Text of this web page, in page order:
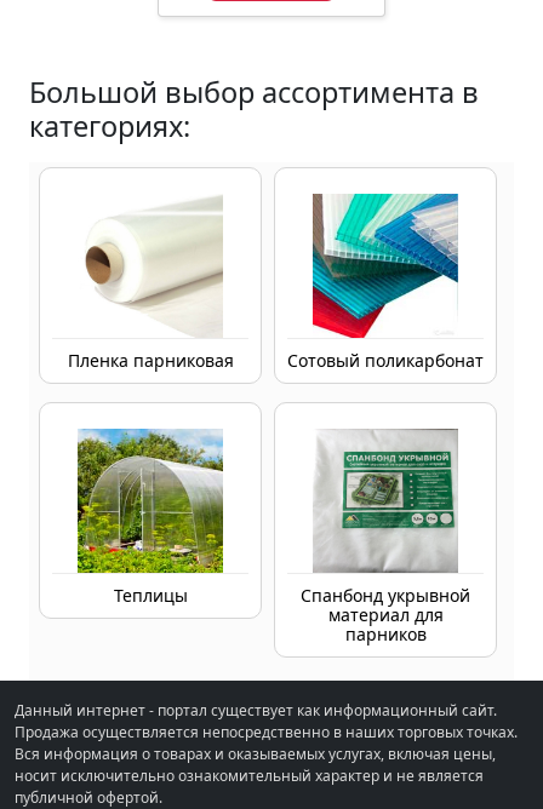
Большой выбор ассортимента в
категориях:
Пленка парниковая Сотовый поликарбонат
Теплицы
Спанбонд укрывной
материал для
парников
Данный интернет - портал существует как информационный сайт.
Продажа осуществляется непосредственно в наших торговых точках.
Вся информация о товарах и оказываемых услугах, включая цены,
носит исключительно ознакомительный характер и не является
публичной офертой.